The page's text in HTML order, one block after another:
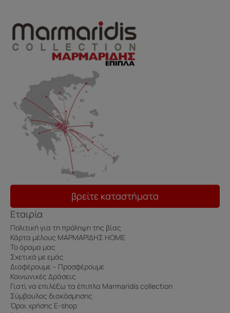
βρείτε καταστήματα
Εταιρία
Πολιτική για τη πρόληψη της βίας
Κάρτα μέλους ΜΑΡΜΑΡΙΔΗΣ HOME
Το όραμα μας
Σχετικά με εμάς
Διαφέρουμε – Προσφέρουμε
Κοινωνικές Δράσεις
Γιατί να επιλέξω τα έπιπλα Marmaridis collection
Σύμβουλος διακόσμησης
Όροι χρήσης E-shop